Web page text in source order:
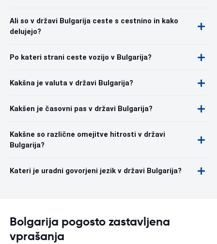
Ali so v državi Bulgarija ceste s cestnino in kako
delujejo?
Po kateri strani ceste vozijo v Bulgarija?
Kakšna je valuta v državi Bulgarija?
Kakšen je časovni pas v državi Bulgarija?
Kakšne so različne omejitve hitrosti v državi
Bulgarija?
Kateri je uradni govorjeni jezik v državi Bulgarija?
Bolgarija pogosto zastavljena
vprašanja